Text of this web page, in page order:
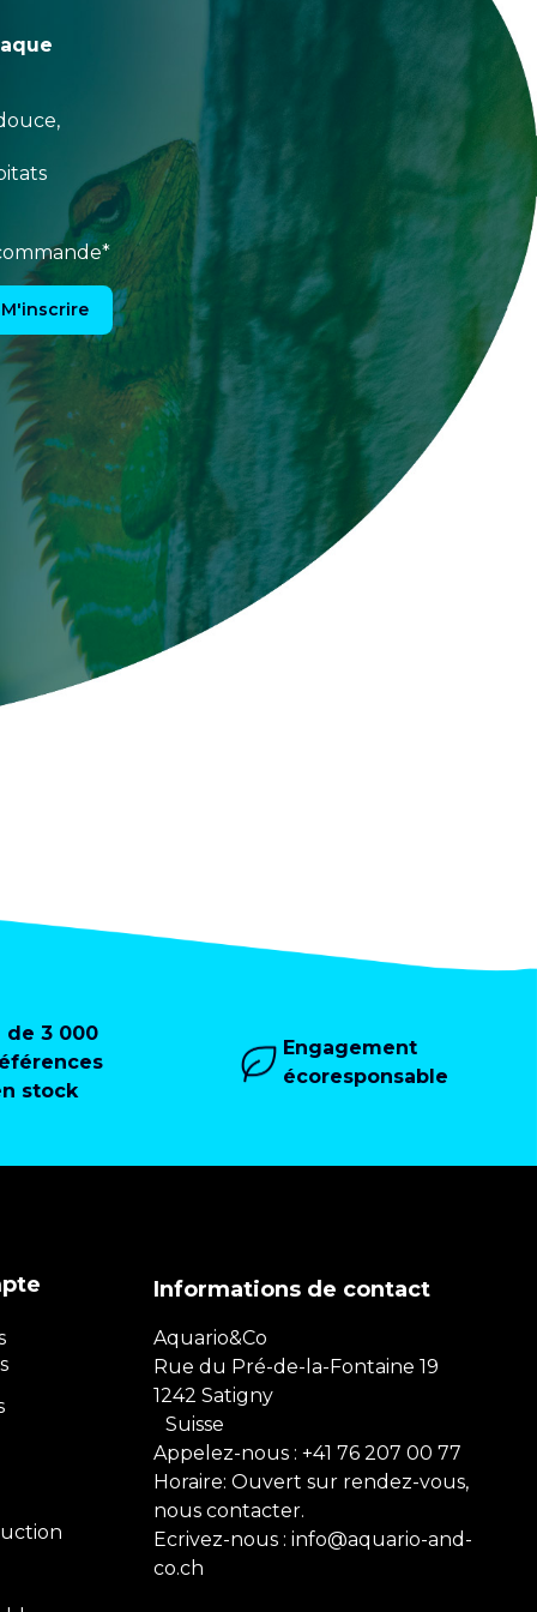
M'inscrire
de 3 000
stock
Engagement
écoresponsable
Informations de contact
Aquario&Co
Rue du Pré-de-la-Fontaine 19
1242 Satigny
Suisse
Appelez-nous : +41 76 207 00 77
Horaire: Ouvert sur rendez-vous,
nous contacter.
Ecrivez-nous : info@aquario-and-
co.ch